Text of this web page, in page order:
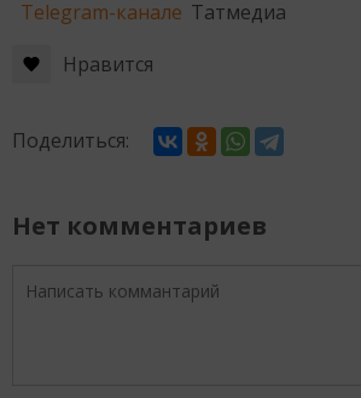
Telegram-канале Татмедиа
Нравится
Поделиться:
Нет комментариев